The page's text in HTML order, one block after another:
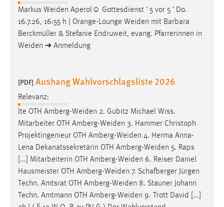
Markus Weiden Aperol☺ Gottesdienst ‘ 5 vor 5 ‘ Do.
16.7.26, 16:55 h | Orange-Lounge Weiden mit Barbara
Berckmüller & Stefanie Endruweit, evang. Pfarrerinnen in
Weiden ➔ Anmeldung
[PDF] Aushang Wahlvorschlagsliste 2026
Relevanz:
lte OTH Amberg-Weiden 2. Gubitz Michael Wiss.
Mitarbeiter OTH Amberg-Weiden 3. Hammer Christoph
Projektingenieur OTH Amberg-Weiden 4. Herma Anna-
Lena Dekanatssekretärin OTH Amberg-Weiden 5. Raps
[...] Mitarbeiterin OTH Amberg-Weiden 6. Reiser Daniel
Hausmeister OTH Amberg-Weiden 7. Schafberger Jürgen
Techn. Amtsrat OTH Amberg-Weiden 8. Stauner Johann
Techn. Amtmann OTH Amberg-Weiden 9. Trott David [...]